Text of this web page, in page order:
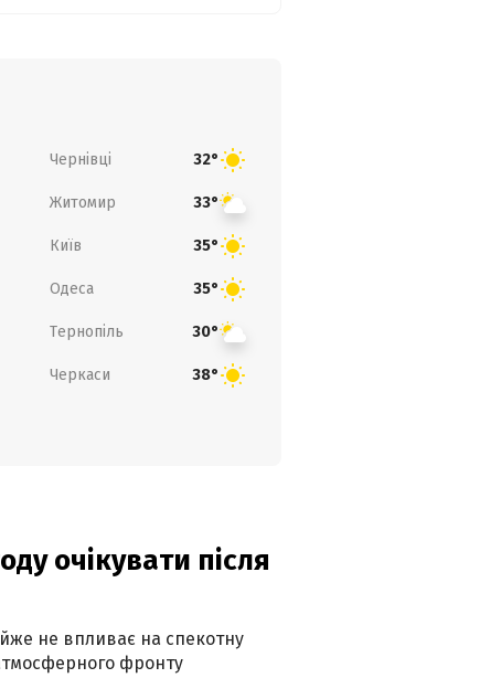
Чернівці 32°
Житомир 33°
Київ 35°
Одеса 35°
Тернопіль 30°
Черкаси 38°
очікувати після
не впливає на спекотну
фронту